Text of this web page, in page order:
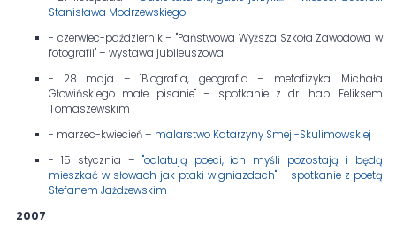
Stanisława Modrzewskiego
- czerwiec-październik – "Państwowa Wyższa Szkoła Zawodowa w
fotografii" – wystawa jubileuszowa
- 28 maja – "Biografia, geografia – metafizyka. Michała
Głowińskiego małe pisanie" – spotkanie z dr. hab. Feliksem
Tomaszewskim
- marzec-kwiecień – malarstwo Katarzyny Smeji-Skulimowskiej
- 15 stycznia – "odlatują poeci, ich myśli pozostają i będą
mieszkać w słowach jak ptaki w gniazdach" – spotkanie z poetą
Stefanem Jażdżewskim
2007